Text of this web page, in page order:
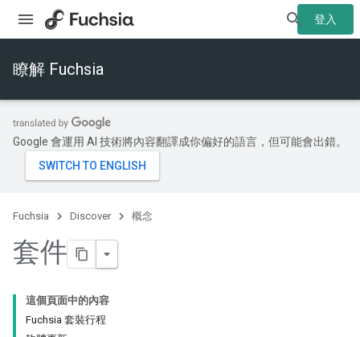
登入
瞭解 Fuchsia
Google 會運用 AI 技術將內容翻譯成你偏好的語言，但可能會出錯。
Fuchsia Discover 概念
套件
這個頁面中的內容
Fuchsia 套裝行程